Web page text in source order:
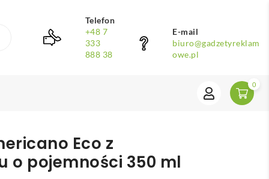
Telefon
+48 7
333
888 38
E-mail
biuro@gadzetyreklam
owe.pl
0
Eco z
o pojemności 350 ml